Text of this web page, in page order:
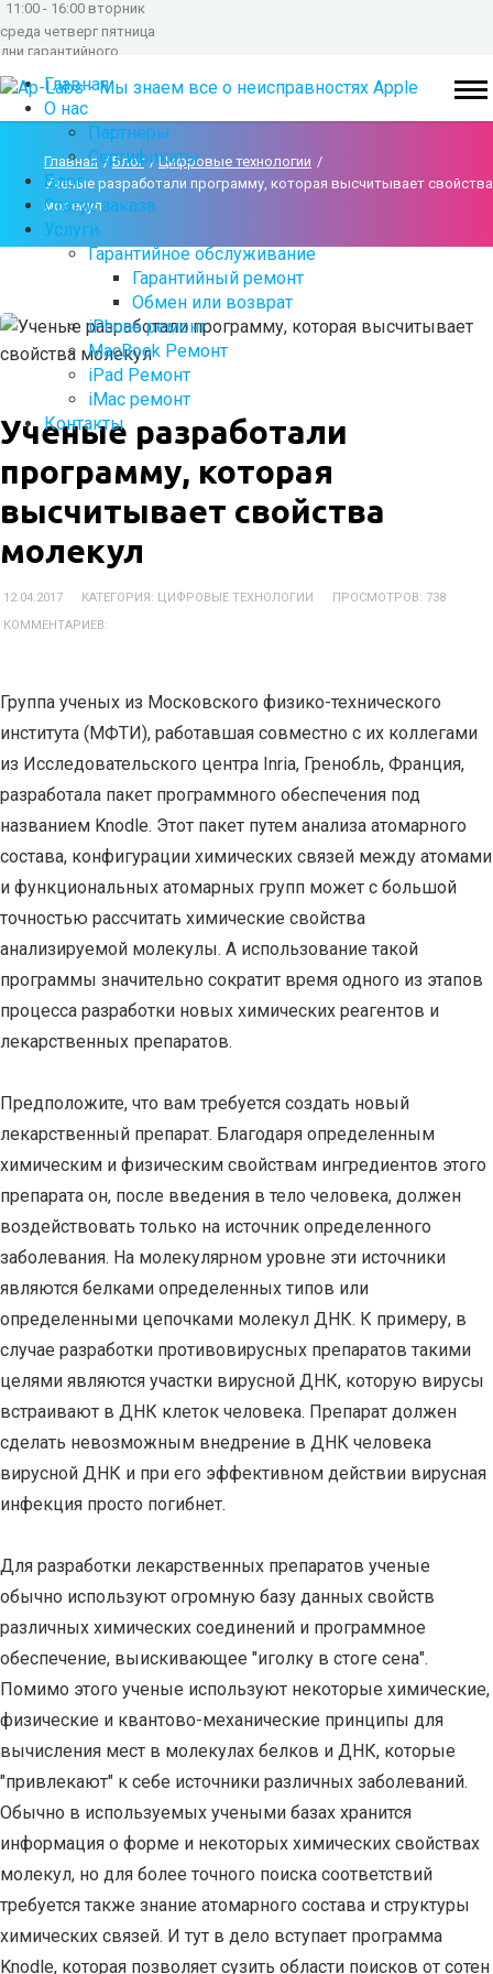
11:00 - 16:00 вторник
среда четверг пятница
дни гарантийного
Главная
О нас
Партнеры
Сертификаты
Блог
Статус заказа
Услуги
Гарантийное обслуживание
Гарантийный ремонт
Обмен или возврат
iPhone ремонт
MacBook Ремонт
iPad Ремонт
iMac ремонт
Контакты
Главная Блог
Цифровые технологии
Ученые разработали программу, которая высчитывает свойства
молекул
Ученые разработали
программу, которая
высчитывает свойства
молекул
12.04.2017 КАТЕГОРИЯ: ЦИФРОВЫЕ ТЕХНОЛОГИИ
ПРОСМОТРОВ: 738
КОММЕНТАРИЕВ:
Группа ученых из Московского физико-технического
института (МФТИ), работавшая совместно с их коллегами
из Исследовательского центра Inria, Гренобль, Франция,
разработала пакет программного обеспечения под
названием Knodle. Этот пакет путем анализа атомарного
состава, конфигурации химических связей между атомами
и функциональных атомарных групп может с большой
точностью рассчитать химические свойства
анализируемой молекулы. А использование такой
программы значительно сократит время одного из этапов
процесса разработки новых химических реагентов и
лекарственных препаратов.
Предположите, что вам требуется создать новый
лекарственный препарат. Благодаря определенным
химическим и физическим свойствам ингредиентов этого
препарата он, после введения в тело человека, должен
воздействовать только на источник определенного
заболевания. На молекулярном уровне эти источники
являются белками определенных типов или
определенными цепочками молекул ДНК. К примеру, в
случае разработки противовирусных препаратов такими
целями являются участки вирусной ДНК, которую вирусы
встраивают в ДНК клеток человека. Препарат должен
сделать невозможным внедрение в ДНК человека
вирусной ДНК и при его эффективном действии вирусная
инфекция просто погибнет.
Для разработки лекарственных препаратов ученые
обычно используют огромную базу данных свойств
различных химических соединений и программное
обеспечение, выискивающее "иголку в стоге сена".
Помимо этого ученые используют некоторые химические,
физические и квантово-механические принципы для
вычисления мест в молекулах белков и ДНК, которые
"привлекают" к себе источники различных заболеваний.
Обычно в используемых учеными базах хранится
информация о форме и некоторых химических свойствах
молекул, но для более точного поиска соответствий
требуется также знание атомарного состава и структуры
химических связей. И тут в дело вступает программа
Knodle, которая позволяет сузить области поисков от сотен